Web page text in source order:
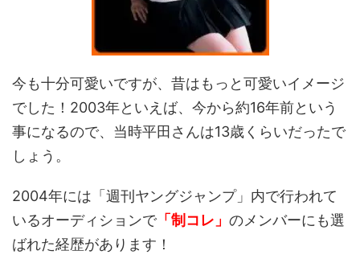
今も十分可愛いですが、昔はもっと可愛いイメージ
でした！2003年といえば、今から約16年前という
事になるので、当時平田さんは13歳くらいだったで
しょう。
2004年には「週刊ヤングジャンプ」内で行われて
いるオーディションで「制コレ」 のメンバーにも選
ばれた経歴があります！